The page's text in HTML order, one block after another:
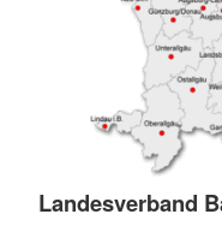
Landesverband